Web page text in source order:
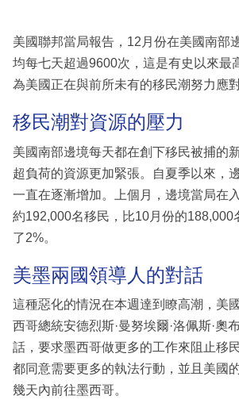
區
美國聯邦當局報告，12月份在美國南部
均每七天超過9600次，這是有史以來最
為美國正在與前所未有的移民潮努力應對
移民潮對資源的壓力
美國南部邊境每天都在創下移民被捕的
超負荷的資源更加緊張。自夏季以來，
一直在逐漸增加。上個月，邊境當局在
約192,000名移民，比10月份的188,000
了2%。
美墨兩國領導人的對話
這種惡化的情況在本週達到瞭高潮，美
西哥總統安德烈斯·曼努埃爾·洛佩斯·奧
話，要求墨西哥做更多的工作來阻止移
都同意需要更多的執法行動，並且美國
幾天內前往墨西哥。